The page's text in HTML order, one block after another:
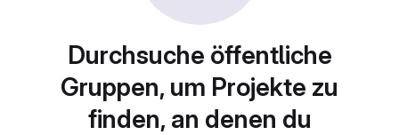
Durchsuche öffentliche
Gruppen, um Projekte zu
finden, an denen du